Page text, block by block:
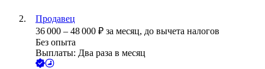
Продавец
36 000 – 48 000 ₽ за месяц, до вычета налогов
Без опыта
Выплаты: Два раза в месяц